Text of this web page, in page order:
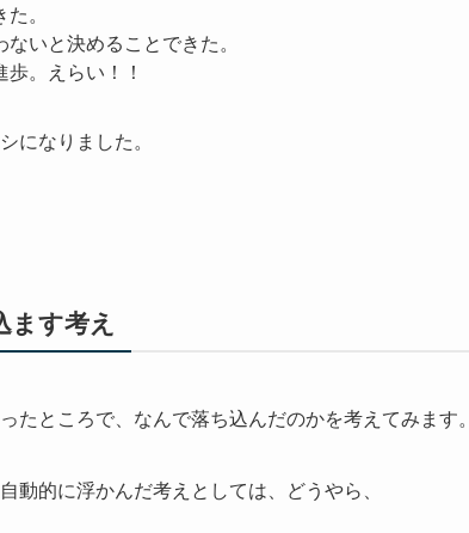
。
ないと決めることできた。
。えらい！！
になりました。
ます考え
たところで、なんで落ち込んだのかを考えてみます。
動的に浮かんだ考えとしては、どうやら、